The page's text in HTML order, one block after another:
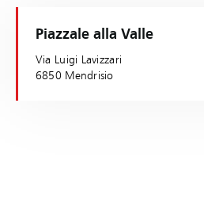
Piazzale alla Valle
Via Luigi Lavizzari
6850 Mendrisio